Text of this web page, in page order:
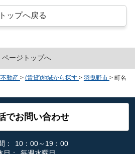
トップへ戻る
ページトップへ
動産 > (賃貸)地域から探す > 羽曳野市 > 町名
でお問い合わせ
：
10：00～19：00